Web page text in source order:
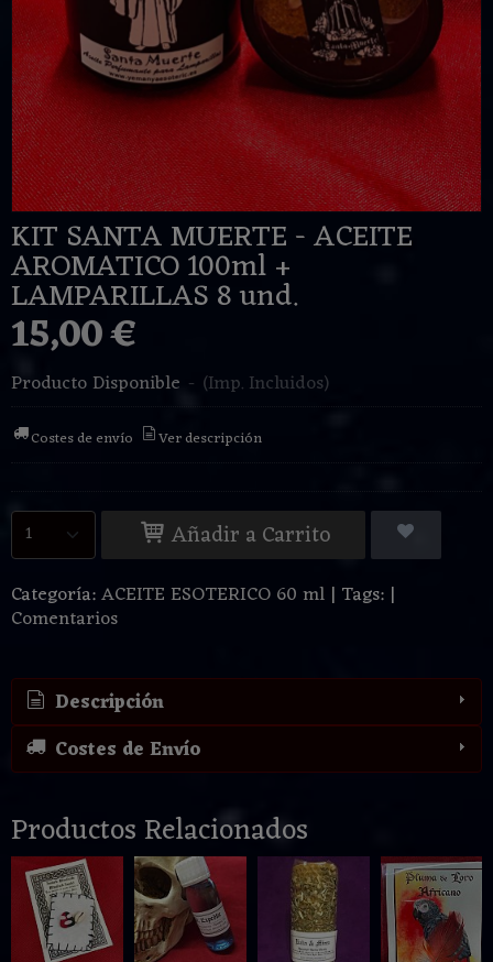
KIT SANTA MUERTE - ACEITE
AROMATICO 100ml +
LAMPARILLAS 8 und.
15,00 €
Producto Disponible - (Imp. Incluidos)
Costes de envío Ver descripción
Añadir a Carrito
Categoría:ACEITE ESOTERICO 60 ml | Tags: |
Comentarios
Descripción
Costes de Envío
Productos Relacionados